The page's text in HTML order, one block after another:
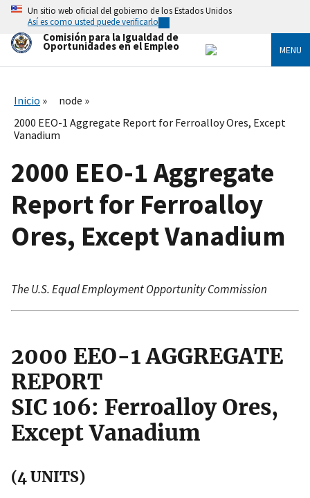
Skip
main
content
Un sitio web oficial del gobierno de los Estados Unidos
Así es como usted puede verificarlo
Comisión para la Igualdad de
Oportunidades en el Empleo MENU
Inicio
node
2000 EEO-1 Aggregate Report for Ferroalloy Ores, Except
Vanadium
2000 EEO-1 Aggregate
Report for Ferroalloy
Ores, Except Vanadium
The U.S. Equal Employment Opportunity Commission
2000 EEO-1 AGGREGATE
REPORT
SIC 106: Ferroalloy Ores,
Except Vanadium
(4 UNITS)